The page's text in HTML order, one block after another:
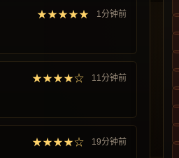
★★★★★ 1分钟前
★★★★☆ 11分钟前
★★★★☆ 19分钟前